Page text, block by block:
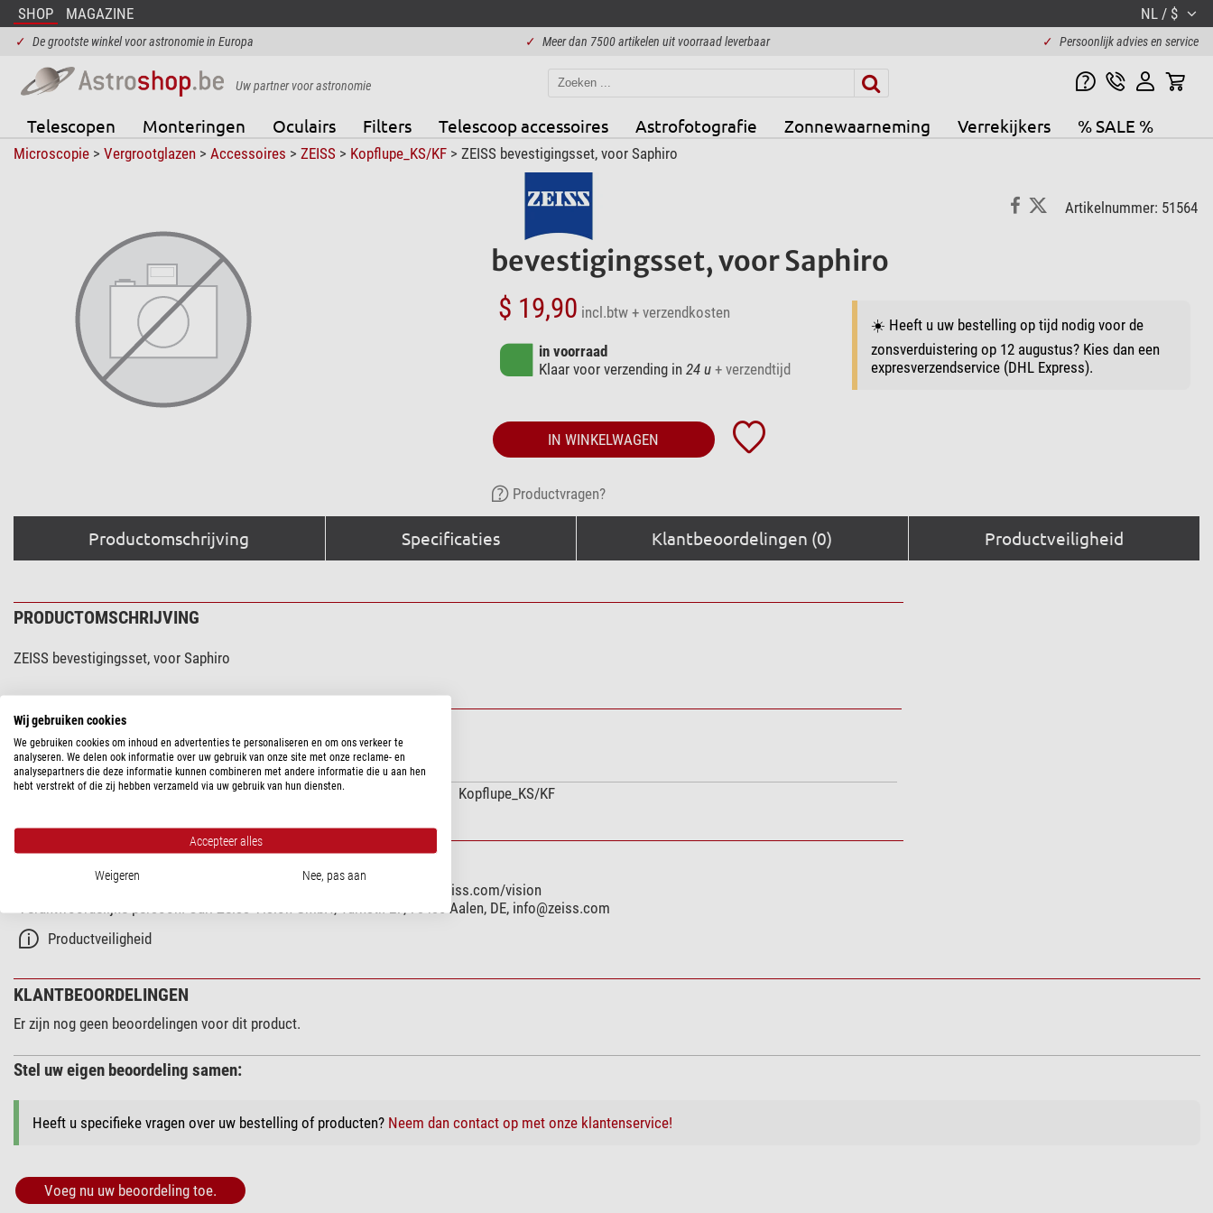
SHOP MAGAZINE NL / $
✓ De grootste winkel voor astronomie in Europa ✓ Meer dan 7500 artikelen uit voorraad leverbaar ✓ Persoonlijk advies en service
Uw partner voor astronomie
Telescopen Monteringen Oculairs Filters Telescoop accessoires Astrofotografie Zonnewaarneming Verrekijkers % SALE %
Microscopie> Vergrootglazen> Accessoires > ZEISS > Kopflupe_KS/KF> ZEISS bevestigingsset, voor Saphiro
Artikelnummer: 51564
bevestigingsset, voor Saphiro
$ 19,90 incl.btw + verzendkosten
in voorraad
Klaar voor verzending in 24 u + verzendtijd
☀️ Heeft u uw bestelling op tijd nodig voor de
zonsverduistering op 12 augustus? Kies dan een
expresverzendservice (DHL Express).
IN WINKELWAGEN
Productvragen?
Productomschrijving Specificaties Klantbeoordelingen (0) Productveiligheid
PRODUCTOMSCHRIJVING
ZEISS bevestigingsset, voor Saphiro
SPECIFICATIES
Algemeen
Serie
Kopflupe_KS/KF
PRODUCTVEILIGHEID
Carl Zeiss Vision GmbH, Turnstr. 27, 73430 Aalen, DE, www.zeiss.com/vision
Carl Zeiss Vision GmbH, Turnstr. 27, 73430 Aalen, DE, info@zeiss.com
Productveiligheid
KLANTBEOORDELINGEN
Er zijn nog geen beoordelingen voor dit product.
Stel uw eigen beoordeling samen:
Heeft u specifieke vragen over uw bestelling of producten? Neem dan contact op met onze klantenservice!
Voeg nu uw beoordeling toe.
Wij gebruiken cookies
We gebruiken cookies om inhoud en advertenties te personaliseren en om ons verkeer te
analyseren. We delen ook informatie over uw gebruik van onze site met onze reclame- en
analysepartners die deze informatie kunnen combineren met andere informatie die u aan hen
hebt verstrekt of die zij hebben verzameld via uw gebruik van hun diensten.
Accepteer alles
Weigeren Nee, pas aan